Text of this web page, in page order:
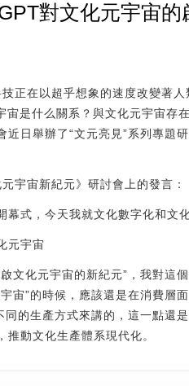
對文化元宇宙的
正在以超乎想象的速度改變著
宙是什么關系？與文化元宇宙存
近日舉辦了“文元亮見”系列專
宇宙新紀元》研討會上的發言：
式，今天我就文化數字化和文
元宇宙
文化元宇宙的新紀元”，我對這
宙”的時候，應該還是在消費層
的生產方式來講的，這一點還
動文化生產體系現代化。